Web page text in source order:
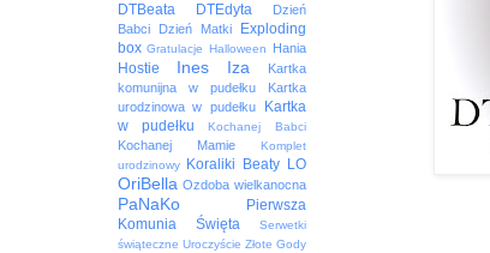
DTBeata DTEdyta
Dzień
Babci
Dzień Matki
Exploding
box Gratulacje Halloween Hania
Hostie Ines Iza
Kartka
komunijna w pudełku
Kartka
urodzinowa w pudełku
Kartka
w pudełku
Kochanej Babci
Kochanej Mamie
Komplet
urodzinowy
Koraliki Beaty LO
OriBella Ozdoba wielkanocna
PaNaKo
Pierwsza
Komunia Święta
Serwetki
świąteczne Uroczyście Złote Gody